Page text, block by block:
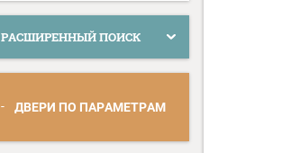
РАСШИРЕННЫЙ ПОИСК
ДВЕРИ ПО ПАРАМЕТРАМ